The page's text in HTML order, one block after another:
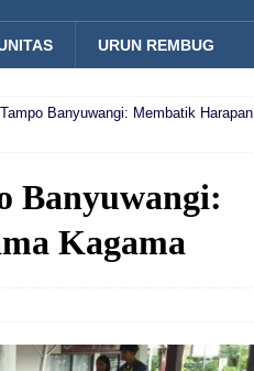
URUN REMBUG
Banyuwangi: Membatik Harapan
Banyuwangi:
Kagama